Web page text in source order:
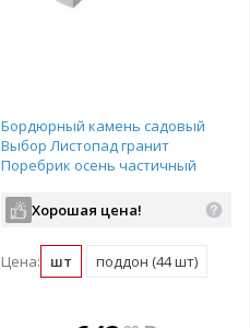
Бордюрный камень садовый
Выбор Листопад гранит
Поребрик осень частичный
Хорошая цена!
Цена: шт поддон (44 шт)